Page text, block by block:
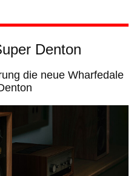
Denton
die neue Wharfedale